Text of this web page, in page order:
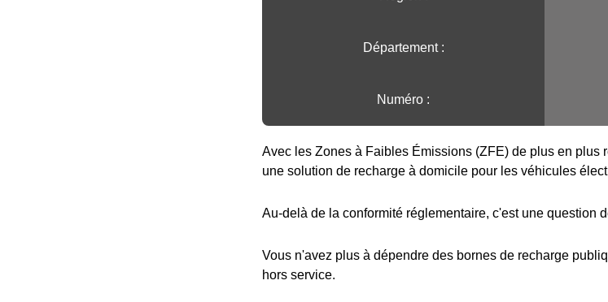
Département :
Numéro :
Avec les Zones à Faibles Émissions (ZFE) de plus en plus
une solution de recharge à domicile pour les véhicules
Au-delà de la conformité réglementaire, c'est une question
Vous n'avez plus à dépendre des bornes de recharge
hors service.